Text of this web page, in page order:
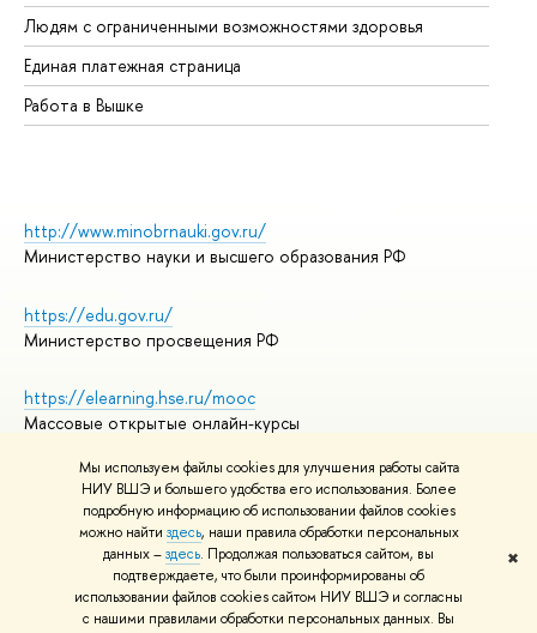
Мы используем файлы cookies для улучшения работы сайта
НИУ ВШЭ и большего удобства его использования. Более
подробную информацию об использовании файлов cookies
можно найти здесь, наши правила обработки персональных
данных –здесь. Продолжая пользоваться сайтом, вы
подтверждаете, что были проинформированы об
использовании файлов cookies сайтом НИУ ВШЭ и согласны
с нашими правилами обработки персональных данных. Вы
✖
Людям с ограниченными возможностями здоровья
Единая платежная страница
Работа в Вышке
http://www.minobrnauki.gov.ru/
Министерство науки и высшего образования РФ
https://edu.gov.ru/
Министерство просвещения РФ
https://elearning.hse.ru/mooc
Массовые открытые онлайн-курсы
© НИУ ВШЭ 1993–2026
Адреса и контакты
Условия использования материалов
Политика конфиденциальности
Правила применения рекомендательных технологий в НИУ ВШЭ